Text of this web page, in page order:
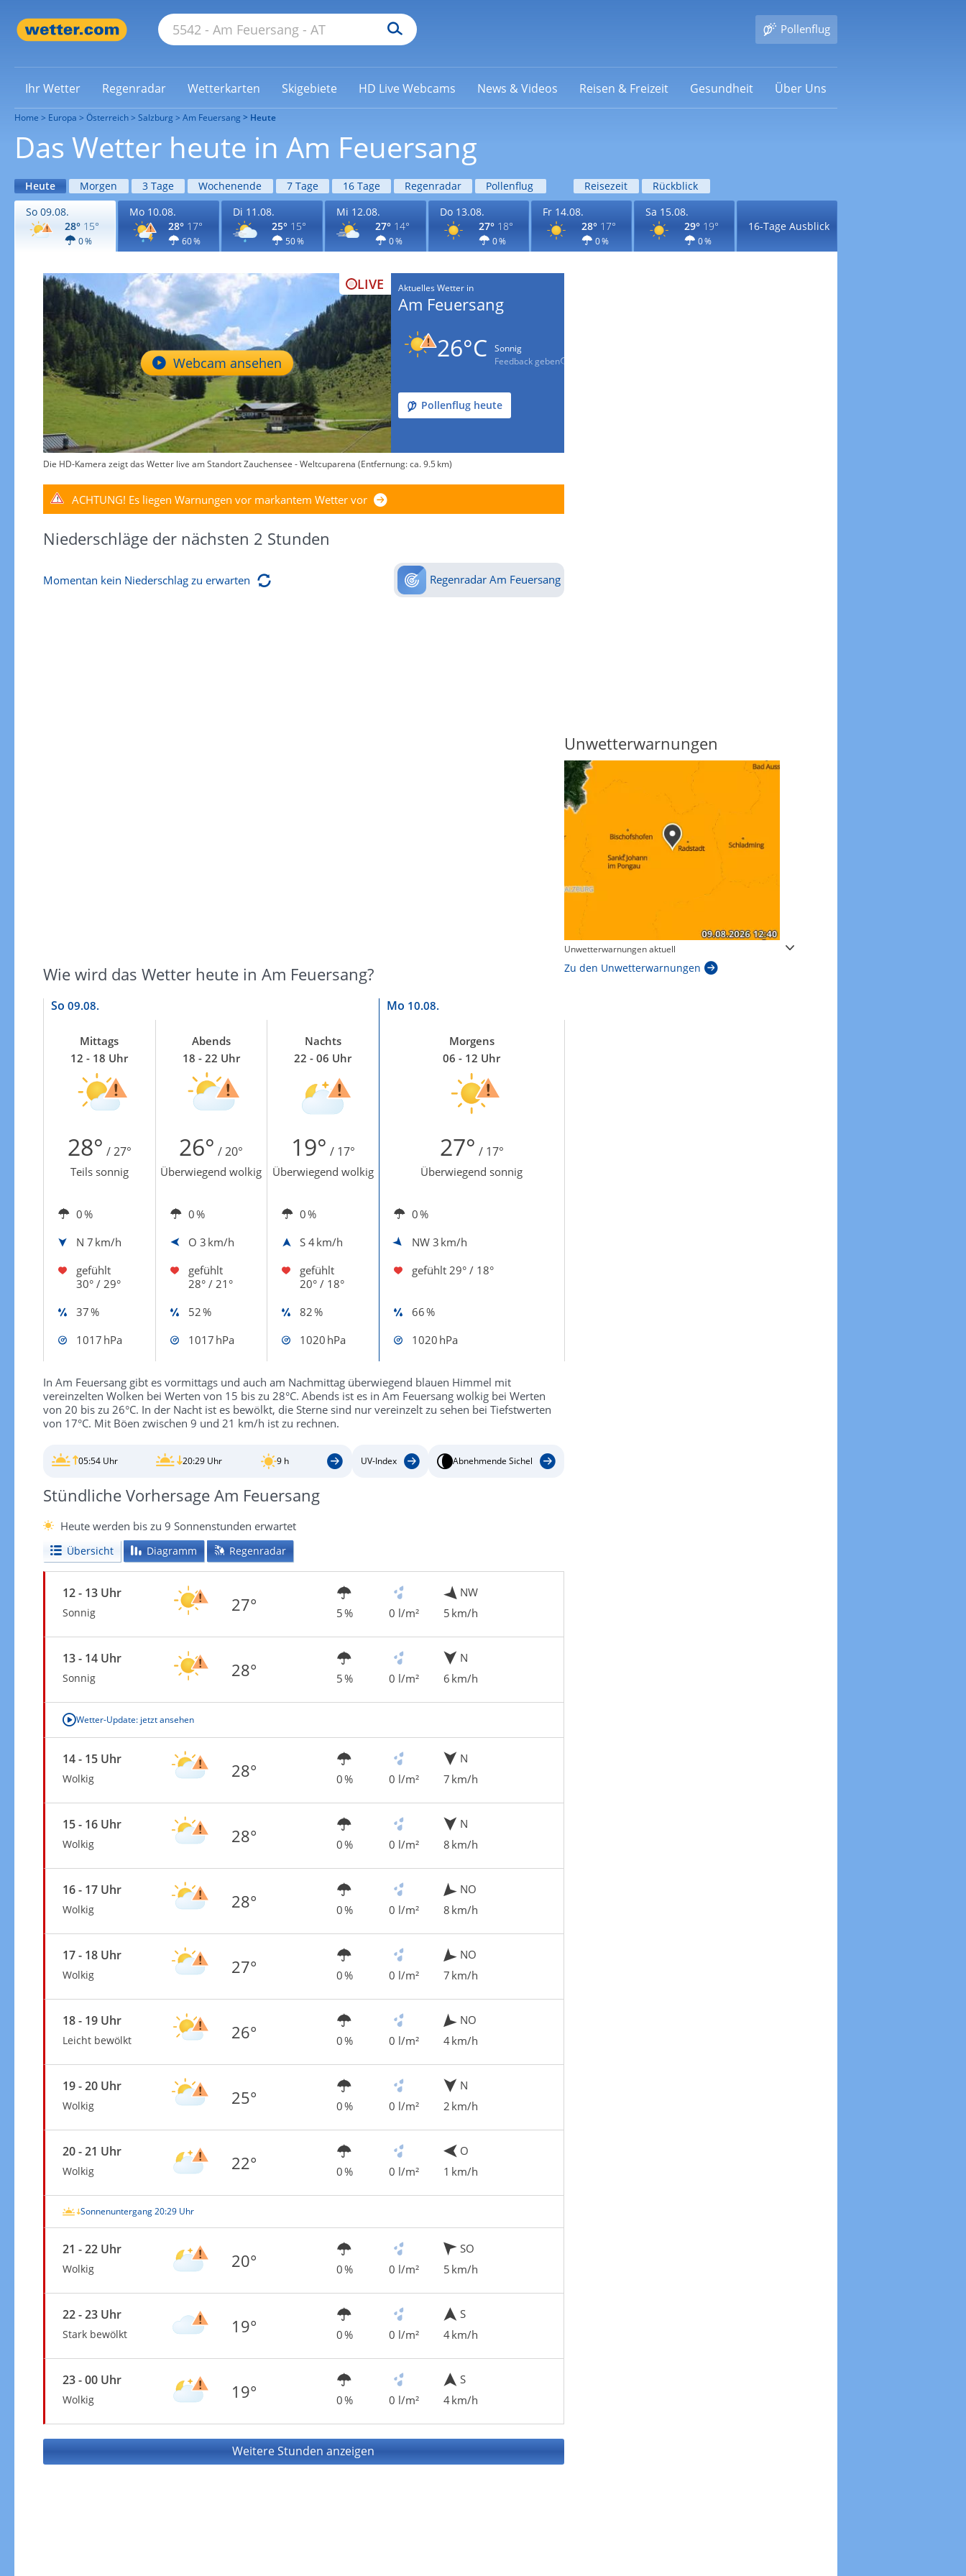
Pollenflug
Ihr Wetter Regenradar Wetterkarten Skigebiete HD Live Webcams News & Videos Reisen & Freizeit Gesundheit Über Uns
Home Europa Österreich Salzburg Am Feuersang Heute
Das Wetter heute in Am Feuersang
Heute Morgen 3 Tage Wochenende 7 Tage 16 Tage Regenradar Pollenflug Reisezeit
Rückblick
So 09.08.
28° 15°
0 %
Mo 10.08.
28° 17°
60 %
Di 11.08.
25° 15°
50 %
Mi 12.08.
27° 14°
0 %
Do 13.08.
27° 18°
0 %
Fr 14.08.
28° 17°
0 %
Sa 15.08.
29° 19°
0 %
16-Tage Ausblick
LIVE
Webcam ansehen
Aktuelles Wetter in
Am Feuersang
26°C
Sonnig
Feedback geben
Pollenflug heute
Die HD-Kamera zeigt das Wetter live am Standort Zauchensee - Weltcuparena (Entfernung: ca. 9.5 km)
ACHTUNG! Es liegen Warnungen vor markantem Wetter vor
Niederschläge der nächsten 2 Stunden
Momentan kein Niederschlag zu erwarten Regenradar Am Feuersang
Wie wird das Wetter heute in Am Feuersang?
So 09.08. Mo 10.08.
Mittags
12 - 18 Uhr
Abends
18 - 22 Uhr
Nachts
22 - 06 Uhr
Morgens
06 - 12 Uhr
28° / 27° 26° / 20° 19° / 17° 27° / 17°
Teils sonnig Überwiegend wolkig Überwiegend wolkig Überwiegend sonnig
0 % 0 % 0 %
0 %
N 7 km/h O 3 km/h S 4 km/h NW 3 km/h
gefühlt
30° / 29°
gefühlt
28° / 21°
gefühlt
20° / 18°
gefühlt 29° / 18°
37 % 52 % 82 %
66 %
1017 hPa
1017 hPa 1020 hPa 1020 hPa
In Am Feuersang gibt es vormittags und auch am Nachmittag überwiegend blauen Himmel mit
vereinzelten Wolken bei Werten von 15 bis zu 28°C. Abends ist es in Am Feuersang wolkig bei Werten
von 20 bis zu 26°C. In der Nacht ist es bewölkt, die Sterne sind nur vereinzelt zu sehen bei Tiefstwerten
von 17°C. Mit Böen zwischen 9 und 21 km/h ist zu rechnen.
05:54 Uhr 20:29 Uhr 9 h UV-Index Abnehmende Sichel
Stündliche Vorhersage Am Feuersang
Heute werden bis zu 9 Sonnenstunden erwartet
Übersicht Diagramm Regenradar
12 - 13 Uhr
Sonnig 27° 5 % 0 l/m²
NW
5 km/h
13 - 14 Uhr
Sonnig 28° 5 % 0 l/m²
N
6 km/h
Wetter-Update: jetzt ansehen
14 - 15 Uhr
Wolkig 28° 0 % 0 l/m²
N
7 km/h
15 - 16 Uhr
Wolkig 28° 0 % 0 l/m²
N
8 km/h
16 - 17 Uhr
Wolkig 28° 0 % 0 l/m²
NO
8 km/h
17 - 18 Uhr
Wolkig 27° 0 % 0 l/m²
NO
7 km/h
18 - 19 Uhr
Leicht bewölkt 26° 0 % 0 l/m²
NO
4 km/h
19 - 20 Uhr
Wolkig 25° 0 % 0 l/m²
N
2 km/h
20 - 21 Uhr
Wolkig 22° 0 % 0 l/m²
O
1 km/h
Sonnenuntergang 20:29 Uhr
21 - 22 Uhr
Wolkig 20° 0 % 0 l/m²
SO
5 km/h
22 - 23 Uhr
Stark bewölkt 19° 0 % 0 l/m²
S
4 km/h
23 - 00 Uhr
Wolkig 19° 0 % 0 l/m²
S
4 km/h
Weitere Stunden anzeigen
Zu den Unwetterwarnungen
Unwetterwarnungen
Unwetterwarnungen aktuell
Zu den Unwetterwarnungen